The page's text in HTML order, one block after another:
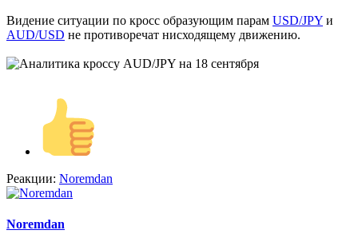
Видение ситуации по кросс образующим парам USD/JPY и
AUD/USD не противоречат нисходящему движению.
Реакции: Noremdan
Noremdan